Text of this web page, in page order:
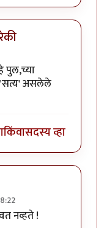
अतिरेकी
पुल,च्या
'सत्य' असलेले
किंवासदस्य व्हा
अतिरेकी
नव्हते !